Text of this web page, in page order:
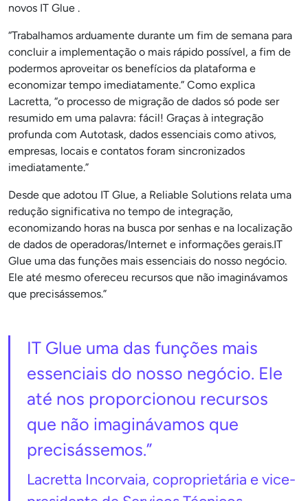
novos IT Glue .
“Trabalhamos arduamente durante um fim de semana para
concluir a implementação o mais rápido possível, a fim de
podermos aproveitar os benefícios da plataforma e
economizar tempo imediatamente.” Como explica
Lacretta, “o processo de migração de dados só pode ser
resumido em uma palavra: fácil! Graças à integração
profunda com Autotask, dados essenciais como ativos,
empresas, locais e contatos foram sincronizados
imediatamente.”
Desde que adotou IT Glue, a Reliable Solutions relata uma
redução significativa no tempo de integração,
economizando horas na busca por senhas e na localização
de dados de operadoras/Internet e informações gerais.IT
Glue uma das funções mais essenciais do nosso negócio.
Ele até mesmo ofereceu recursos que não imaginávamos
que precisássemos.”
IT Glue uma das funções mais
essenciais do nosso negócio. Ele
até nos proporcionou recursos
que não imaginávamos que
precisássemos.”
Lacretta Incorvaia, coproprietária e vice-